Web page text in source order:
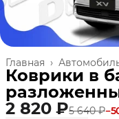
Главная ›
Коврики в
2 820 ₽5 640 ₽−